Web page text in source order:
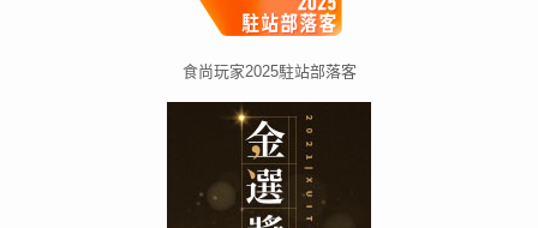
食尚玩家2025駐站部落客